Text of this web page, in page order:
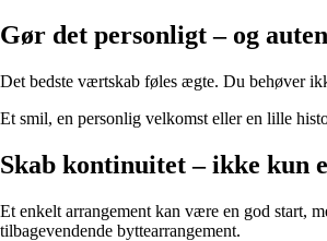
Gør det personligt – og
Det bedste værtskab føles ægte. Du behøver
Et smil, en personlig velkomst eller en lille
Skab kontinuitet – ikke kun
Et enkelt arrangement kan være en god start,
tilbagevendende byttearrangement.